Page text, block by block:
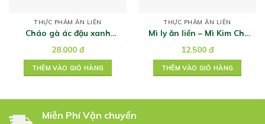
THỰC PHẨM ĂN LIỀN
Cháo gà ác đậu xanh
28.000 đ
THÊM VÀO GIỎ HÀNG
THỰC PHẨM ĂN LIỀN
Mì ly ăn liền – Mì Kim Chi
12.500 đ
THÊM VÀO GIỎ HÀNG
Miễn Phí Vận chuyển